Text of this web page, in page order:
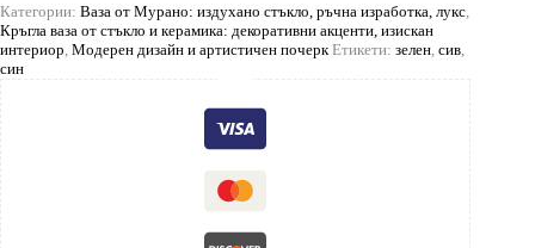
Категории: Ваза от Мурано: издухано стъкло, ръчна изработка, лукс
Кръгла ваза от стъкло и керамика: декоративни акценти, изискан
интериор Модерен дизайн и артистичен почерк Етикети: зелен сив
син